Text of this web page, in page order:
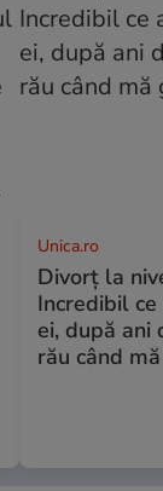
Unica.ro
Divorț la
Incredibil
ei, după ani
rău când